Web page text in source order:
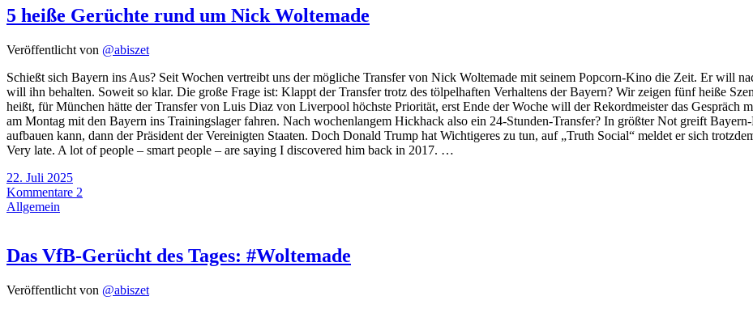
5 heiße Gerüchte rund um Nick Woltemade
Veröffentlicht von @abiszet
Schießt sich Bayern ins Aus? Seit Wochen vertreibt uns der mögliche Transfer von Nick Woltemade mit seinem Popcorn-Kino die Zeit. Er will
will ihn behalten. Soweit so klar. Die große Frage ist: Klappt der Transfer trotz des tölpelhaften Verhaltens der Bayern? Wir zeigen fünf heiße
heißt, für München hätte der Transfer von Luis Diaz von Liverpool höchste Priorität, erst Ende der Woche will der Rekordmeister das
am Montag mit den Bayern ins Trainingslager fahren. Nach wochenlangem Hickhack also ein 24-Stunden-Transfer? In größter Not greift
aufbauen kann, dann der Präsident der Vereinigten Staaten. Doch Donald Trump hat Wichtigeres zu tun, auf „Truth Social“ meldet er sich
Very late. A lot of people – smart people – are saying I discovered him back in 2017. …
22. Juli 2025
Kommentare 2
Allgemein
Das VfB-Gerücht des Tages: #Woltemade
Veröffentlicht von @abiszet